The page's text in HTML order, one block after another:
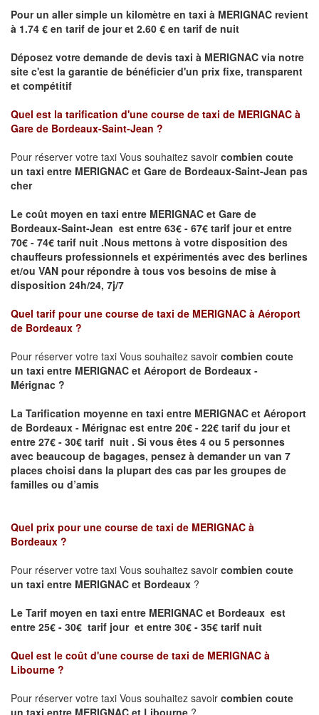
Pour un aller simple un kilomètre en taxi à MERIGNAC revient
à 1.74 € en tarif de jour et 2.60 € en tarif de nuit
Déposez votre demande de devis taxi à MERIGNAC via notre
site c'est la garantie de bénéficier d'un prix fixe, transparent
et compétitif
Quel est la tarification d'une course de taxi de MERIGNAC à
Gare de Bordeaux-Saint-Jean ?
Pour réserver votre taxi Vous souhaitez savoir combien coute
un taxi entre MERIGNAC et Gare de Bordeaux-Saint-Jean pas
cher
Le coût moyen en taxi entre MERIGNAC et Gare de
Bordeaux-Saint-Jean est entre 63€ - 67€ tarif jour et entre
70€ - 74€ tarif nuit .Nous mettons à votre disposition des
chauffeurs professionnels et expérimentés avec des berlines
et/ou VAN pour répondre à tous vos besoins de mise à
disposition 24h/24, 7j/7
Quel tarif pour une course de taxi de MERIGNAC à Aéroport
de Bordeaux ?
Pour réserver votre taxi Vous souhaitez savoir combien coute
un taxi entre MERIGNAC et Aéroport de Bordeaux -
Mérignac ?
La Tarification moyenne en taxi entre MERIGNAC et Aéroport
de Bordeaux - Mérignac est entre 20€ - 22€ tarif du jour et
entre 27€ - 30€ tarif nuit . Si vous êtes 4 ou 5 personnes
avec beaucoup de bagages, pensez à demander un van 7
places choisi dans la plupart des cas par les groupes de
familles ou d’amis
Quel prix pour une course de taxi de MERIGNAC à
Bordeaux ?
Pour réserver votre taxi Vous souhaitez savoir combien coute
un taxi entre MERIGNAC et Bordeaux ?
Le Tarif moyen en taxi entre MERIGNAC et Bordeaux est
entre 25€ - 30€ tarif jour et entre 30€ - 35€ tarif nuit
Quel est le coût d'une course de taxi de MERIGNAC à
Libourne ?
Pour réserver votre taxi Vous souhaitez savoir combien coute